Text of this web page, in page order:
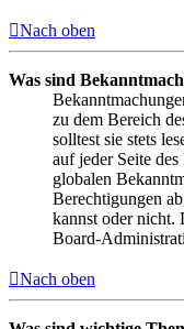
Nach oben
Was sind
zu dem Bereich
solltest sie stets
auf jeder Seite
globalen
Berechtigungen
kannst oder nicht.
Board-
Nach oben